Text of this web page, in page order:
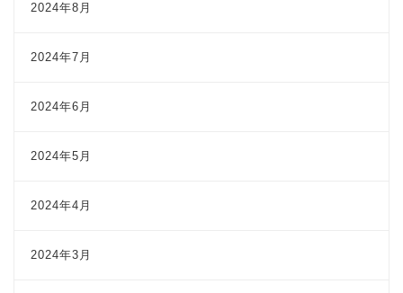
2024年8月
2024年7月
2024年6月
2024年5月
2024年4月
2024年3月